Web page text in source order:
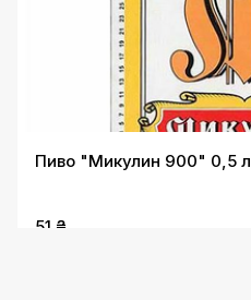
Пиво "Микулин 900" 0,5 л
51 ₴